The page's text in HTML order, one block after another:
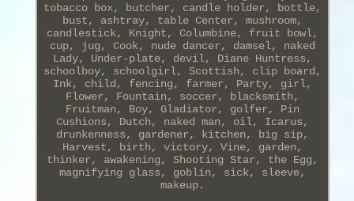
tobacco box, butcher, candle holder, bottle,
bust, ashtray, table Center, mushroom,
candlestick, Knight, Columbine, fruit bowl,
cup, jug, Cook, nude dancer, damsel, naked
Lady, Under-plate, devil, Diane Huntress,
schoolboy, schoolgirl, Scottish, clip board,
Ink, child, fencing, farmer, Party, girl,
Flower, Fountain, soccer, blacksmith,
Fruitman, Boy, Gladiator, golfer, Pin
Cushions, Dutch, naked man, oil, Icarus,
drunkenness, gardener, kitchen, big sip,
Harvest, birth, victory, Vine, garden,
thinker, awakening, Shooting Star, the Egg,
magnifying glass, goblin, sick, sleeve,
makeup.